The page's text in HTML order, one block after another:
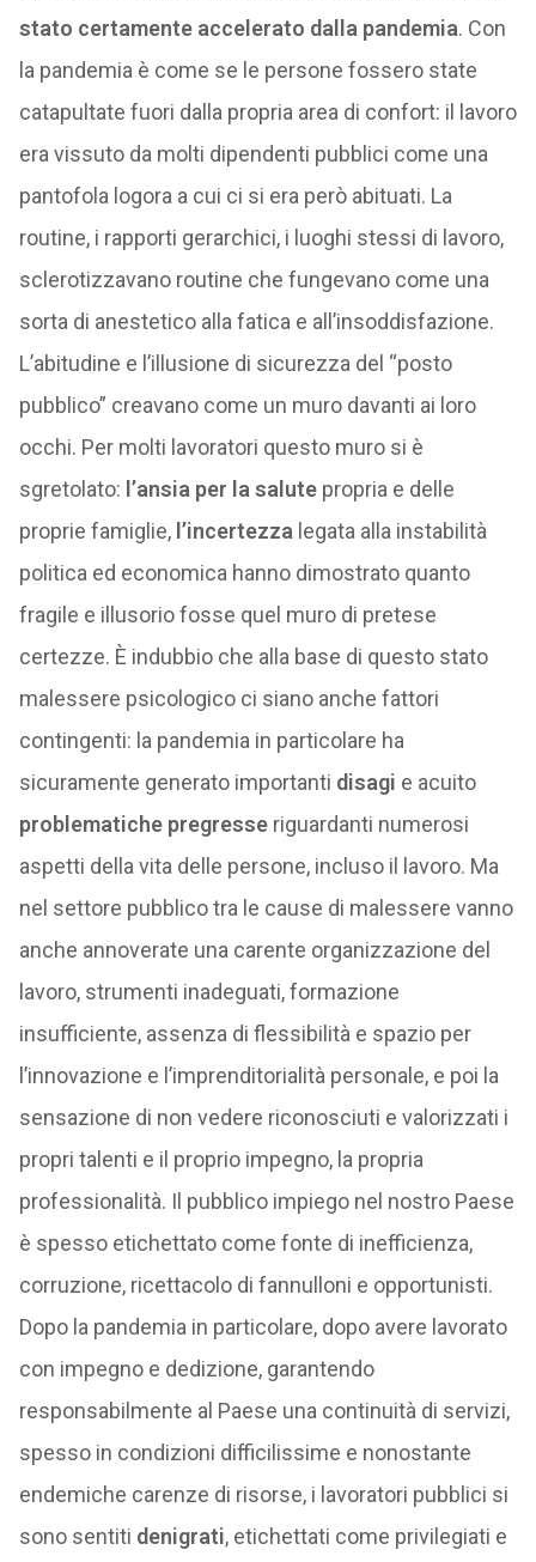
stato certamente accelerato dalla pandemia. Con
la pandemia è come se le persone fossero state
catapultate fuori dalla propria area di confort: il lavoro
era vissuto da molti dipendenti pubblici come una
pantofola logora a cui ci si era però abituati. La
routine, i rapporti gerarchici, i luoghi stessi di lavoro,
sclerotizzavano routine che fungevano come una
sorta di anestetico alla fatica e all’insoddisfazione.
L’abitudine e l’illusione di sicurezza del “posto
pubblico” creavano come un muro davanti ai loro
occhi. Per molti lavoratori questo muro si è
sgretolato: l’ansia per la salutepropria e delle
proprie famiglie, l’incertezza legata alla instabilità
politica ed economica hanno dimostrato quanto
fragile e illusorio fosse quel muro di pretese
certezze. È indubbio che alla base di questo stato
malessere psicologico ci siano anche fattori
contingenti: la pandemia in particolare ha
sicuramente generato importanti disagi e acuito
problematiche pregresseriguardanti numerosi
aspetti della vita delle persone, incluso il lavoro. Ma
nel settore pubblico tra le cause di malessere vanno
anche annoverate una carente organizzazione del
lavoro, strumenti inadeguati, formazione
insufficiente, assenza di flessibilità e spazio per
l’innovazione e l’imprenditorialità personale, e poi la
sensazione di non vedere riconosciuti e valorizzati i
propri talenti e il proprio impegno, la propria
professionalità. Il pubblico impiego nel nostro Paese
è spesso etichettato come fonte di inefficienza,
corruzione, ricettacolo di fannulloni e opportunisti.
Dopo la pandemia in particolare, dopo avere lavorato
con impegno e dedizione, garantendo
responsabilmente al Paese una continuità di servizi,
spesso in condizioni difficilissime e nonostante
endemiche carenze di risorse, i lavoratori pubblici si
sono sentiti denigrati, etichettati come privilegiati e